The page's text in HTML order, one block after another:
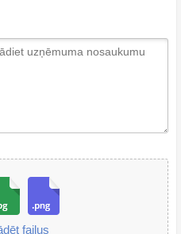
failus